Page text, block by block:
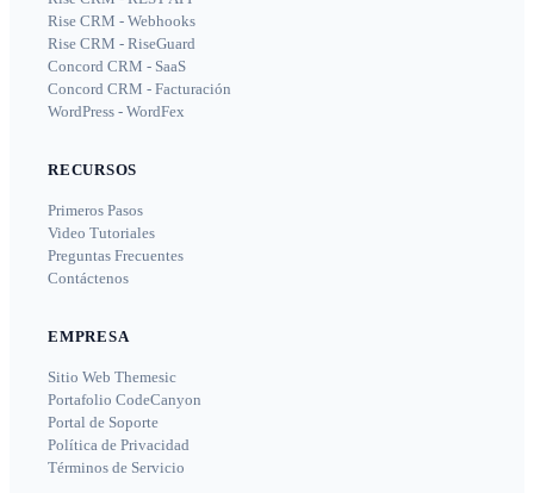
Rise CRM - Webhooks
Rise CRM - RiseGuard
Concord CRM - SaaS
Concord CRM - Facturación
WordPress - WordFex
RECURSOS
Primeros Pasos
Video Tutoriales
Preguntas Frecuentes
Contáctenos
EMPRESA
Sitio Web Themesic
Portafolio CodeCanyon
Portal de Soporte
Política de Privacidad
Términos de Servicio